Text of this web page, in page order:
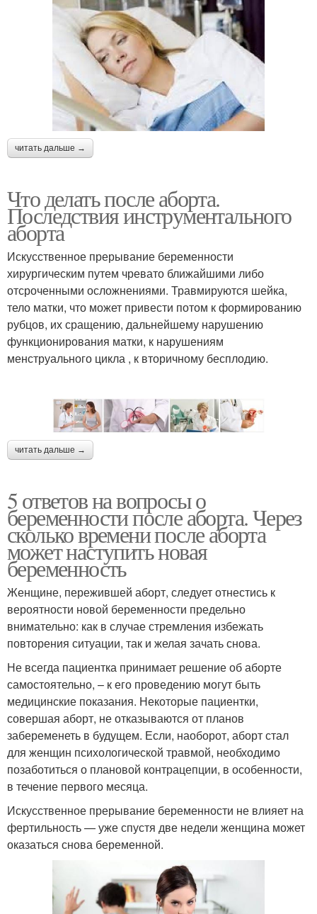
читать дальше →
Что делать после аборта.
Последствия инструментального
аборта
Искусственное прерывание беременности
хирургическим путем чревато ближайшими либо
отсроченными осложнениями. Травмируются шейка,
тело матки, что может привести потом к формированию
рубцов, их сращению, дальнейшему нарушению
функционирования матки, к нарушениям
менструального цикла , к вторичному бесплодию.
читать дальше →
5 ответов на вопросы о
беременности после аборта. Через
сколько времени после аборта
может наступить новая
беременность
Женщине, пережившей аборт, следует отнестись к
вероятности новой беременности предельно
внимательно: как в случае стремления избежать
повторения ситуации, так и желая зачать снова.
Не всегда пациентка принимает решение об аборте
самостоятельно, – к его проведению могут быть
медицинские показания. Некоторые пациентки,
совершая аборт, не отказываются от планов
забеременеть в будущем. Если, наоборот, аборт стал
для женщин психологической травмой, необходимо
позаботиться о плановой контрацепции, в особенности,
в течение первого месяца.
Искусственное прерывание беременности не влияет на
фертильность — уже спустя две недели женщина может
оказаться снова беременной.